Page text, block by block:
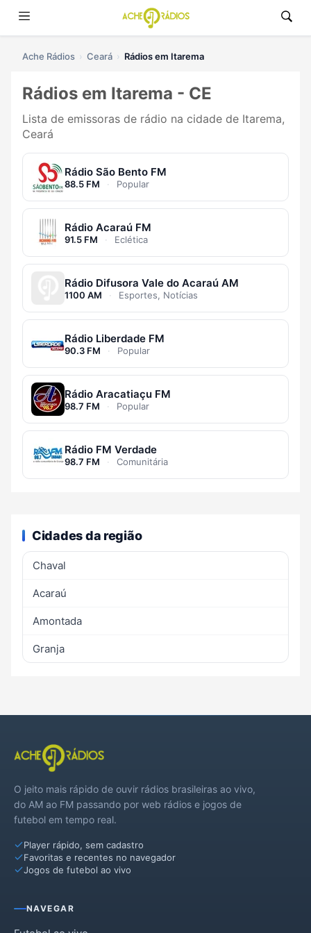
Ache Rádios Ceará Rádios em Itarema
Rádios em Itarema - CE
Lista de emissoras de rádio na cidade de Itarema,
Ceará
Rádio São Bento FM
88.5 FM · Popular
Rádio Acaraú FM
91.5 FM · Eclética
Rádio Difusora Vale do Acaraú AM
1100 AM · Esportes, Notícias
Rádio Liberdade FM
90.3 FM · Popular
Rádio Aracatiaçu FM
98.7 FM · Popular
Rádio FM Verdade
98.7 FM · Comunitária
Cidades da região
Chaval
Acaraú
Amontada
Granja
O jeito mais rápido de ouvir rádios brasileiras ao vivo,
do AM ao FM passando por web rádios e jogos de
futebol em tempo real.
Player rápido, sem cadastro
Favoritas e recentes no navegador
Jogos de futebol ao vivo
NAVEGAR